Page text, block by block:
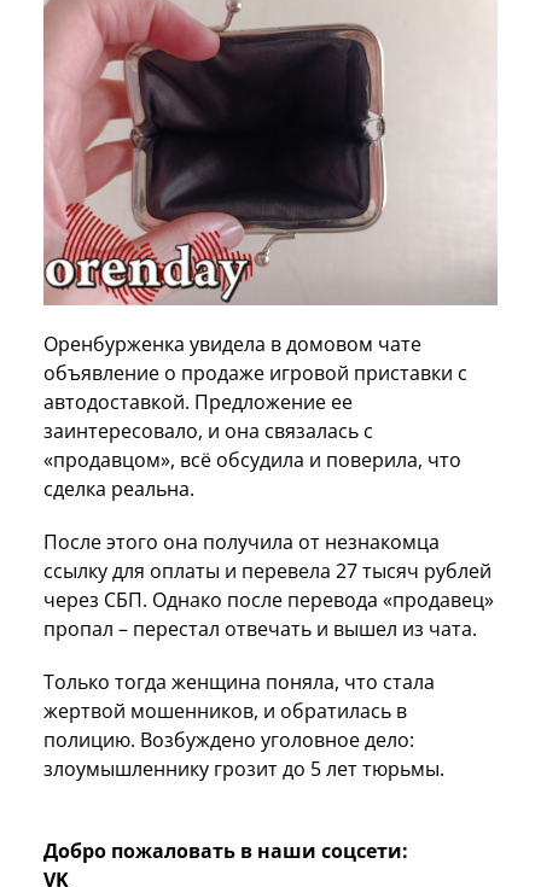
Оренбурженка увидела в домовом чате
объявление о продаже игровой приставки с
автодоставкой. Предложение ее
заинтересовало, и она связалась с
«продавцом», всё обсудила и поверила, что
сделка реальна.
После этого она получила от незнакомца
ссылку для оплаты и перевела 27 тысяч рублей
через СБП. Однако после перевода «продавец»
пропал – перестал отвечать и вышел из чата.
Только тогда женщина поняла, что стала
жертвой мошенников, и обратилась в
полицию. Возбуждено уголовное дело:
злоумышленнику грозит до 5 лет тюрьмы.
Добро пожаловать в наши соцсети:
VK